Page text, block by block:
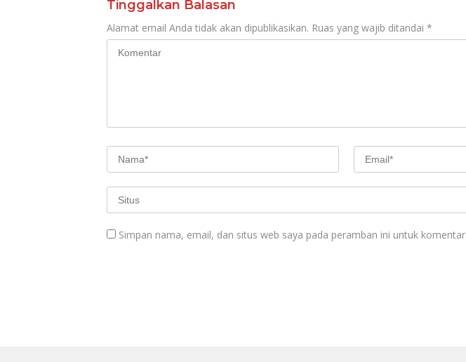
Tinggalkan Balasan
Alamat email Anda tidak akan dipublikasikan. Ruas yang wajib ditandai *
Simpan nama, email, dan situs web saya pada peramban ini untuk